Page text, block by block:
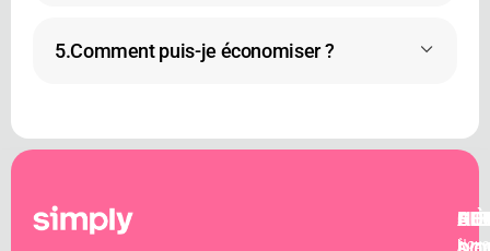
5.Comment puis-je économiser ?
À